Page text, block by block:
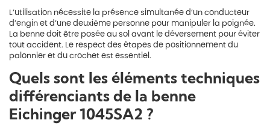
L’utilisation nécessite la présence simultanée d’un conducteur
d’engin et d’une deuxième personne pour manipuler la poignée.
La benne doit être posée au sol avant le déversement pour éviter
tout accident. Le respect des étapes de positionnement du
palonnier et du crochet est essentiel.
Quels sont les éléments techniques
différenciants de la benne
Eichinger 1045SA2 ?